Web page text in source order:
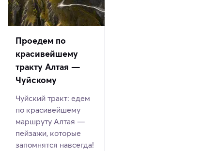
Проедем по
красивейшему
тракту Алтая —
Чуйскому
Чуйский тракт: едем
по красивейшему
маршруту Алтая —
пейзажи, которые
запомнятся навсегда!